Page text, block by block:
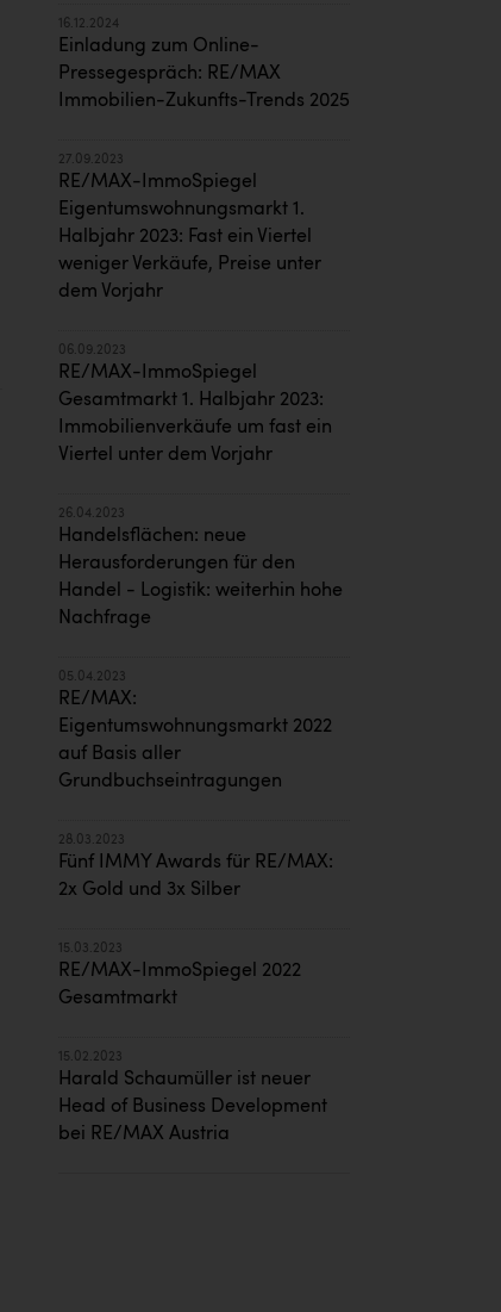
16.12.2024
Einladung zum Online-
Pressegespräch: RE/MAX
Immobilien-Zukunfts-Trends 2025
27.09.2023
RE/MAX-ImmoSpiegel
Eigentumswohnungsmarkt 1.
Halbjahr 2023: Fast ein Viertel
weniger Verkäufe, Preise unter
dem Vorjahr
06.09.2023
RE/MAX-ImmoSpiegel
Gesamtmarkt 1. Halbjahr 2023:
Immobilienverkäufe um fast ein
Viertel unter dem Vorjahr
26.04.2023
Handelsflächen: neue
Herausforderungen für den
Handel - Logistik: weiterhin hohe
Nachfrage
05.04.2023
RE/MAX:
Eigentumswohnungsmarkt 2022
auf Basis aller
Grundbuchseintragungen
28.03.2023
Fünf IMMY Awards für RE/MAX:
2x Gold und 3x Silber
15.03.2023
RE/MAX-ImmoSpiegel 2022
Gesamtmarkt
15.02.2023
Harald Schaumüller ist neuer
Head of Business Development
bei RE/MAX Austria